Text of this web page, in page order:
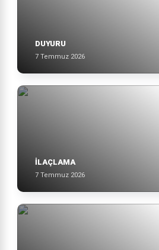
DUYURU
7 Temmuz 2026
İLAÇLAMA
7 Temmuz 2026